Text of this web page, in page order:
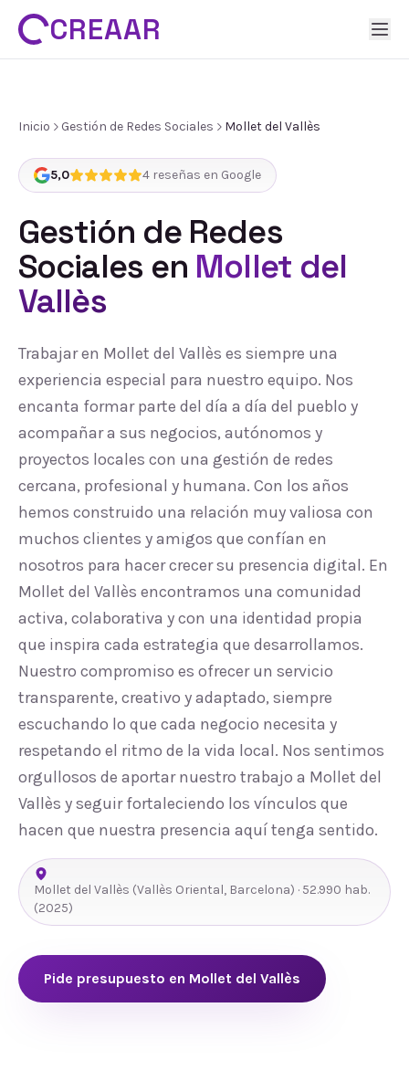
CREAAR
Inicio Gestión de Redes Sociales Mollet del Vallès
5,0 4 reseñas en Google
Gestión de Redes
Sociales en Mollet del
Vallès
Trabajar en Mollet del Vallès es siempre una
experiencia especial para nuestro equipo. Nos
encanta formar parte del día a día del pueblo y
acompañar a sus negocios, autónomos y
proyectos locales con una gestión de redes
cercana, profesional y humana. Con los años
hemos construido una relación muy valiosa con
muchos clientes y amigos que confían en
nosotros para hacer crecer su presencia digital. En
Mollet del Vallès encontramos una comunidad
activa, colaborativa y con una identidad propia
que inspira cada estrategia que desarrollamos.
Nuestro compromiso es ofrecer un servicio
transparente, creativo y adaptado, siempre
escuchando lo que cada negocio necesita y
respetando el ritmo de la vida local. Nos sentimos
orgullosos de aportar nuestro trabajo a Mollet del
Vallès y seguir fortaleciendo los vínculos que
hacen que nuestra presencia aquí tenga sentido.
Mollet del Vallès (Vallès Oriental, Barcelona) · 52.990 hab.
(2025)
Pide presupuesto en Mollet del Vallès